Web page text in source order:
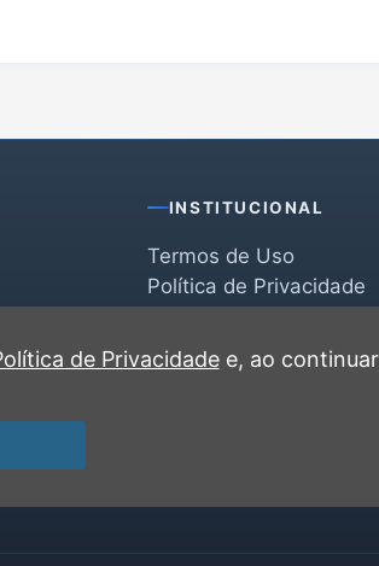
INSTITUCIONAL
Termos de Uso
Política de Privacidade
Contato
de Privacidadee, ao